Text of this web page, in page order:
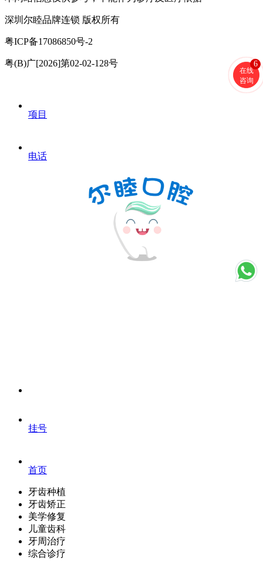
在线
咨询
6
深圳尔睦品牌连锁 版权所有
粤ICP备17086850号-2
粤(B)广[2026]第02-02-128号
项目
电话
挂号
首页
牙齿种植
牙齿矫正
美学修复
儿童齿科
牙周治疗
综合诊疗